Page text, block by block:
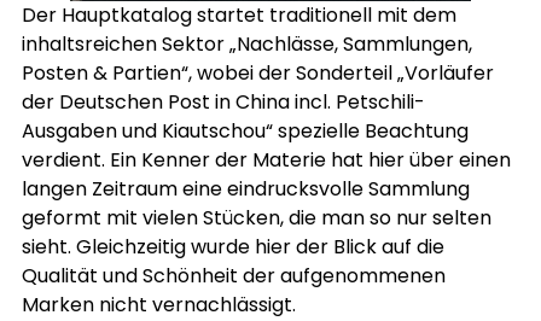
Der Hauptkatalog startet traditionell mit dem
inhaltsreichen Sektor „Nachlässe, Sammlungen,
Posten & Partien“, wobei der Sonderteil „Vorläufer
der Deutschen Post in China incl. Petschili-
Ausgaben und Kiautschou“ spezielle Beachtung
verdient. Ein Kenner der Materie hat hier über einen
langen Zeitraum eine eindrucksvolle Sammlung
geformt mit vielen Stücken, die man so nur selten
sieht. Gleichzeitig wurde hier der Blick auf die
Qualität und Schönheit der aufgenommenen
Marken nicht vernachlässigt.